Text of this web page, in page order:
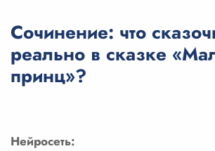
Вход
Вход с Telegram
Сочинение: что
реально в сказке
принц»?
Нейросеть: